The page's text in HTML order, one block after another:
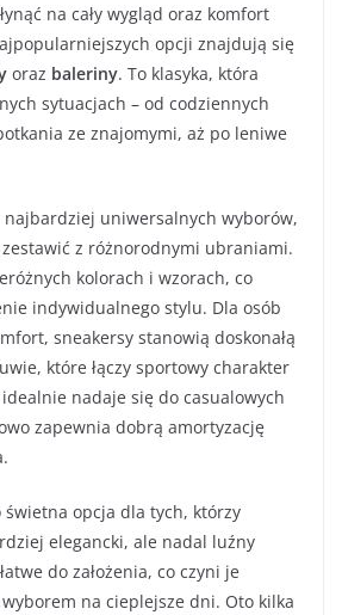
na cały wygląd oraz komfort
opcji znajdują się
oraz baleriny. To klasyka, która
sytuacjach – od codziennych
ze znajomymi, aż po leniwe
uniwersalnych wyborów,
zestawić z różnorodnymi ubraniami.
kolorach i wzorach, co
indywidualnego stylu. Dla osób
sneakersy stanowią doskonałą
które łączy sportowy charakter
nadaje się do casualowych
zapewnia dobrą amortyzację
świetna opcja dla tych, którzy
elegancki, ale nadal luźny
do założenia, co czyni je
na cieplejsze dni. Oto kilka